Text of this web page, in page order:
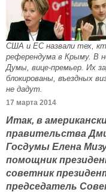
США и ЕС назвали тех,
референдума в Крыму. В
Думы, вице-премьер. Их
блокированы, въездных
не дадут.
17 марта 2014
Итак, в
правительства
Госдумы Елена
помощник
советник
председатель